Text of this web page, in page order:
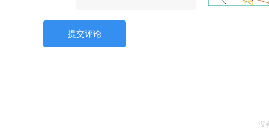
提交评论
没